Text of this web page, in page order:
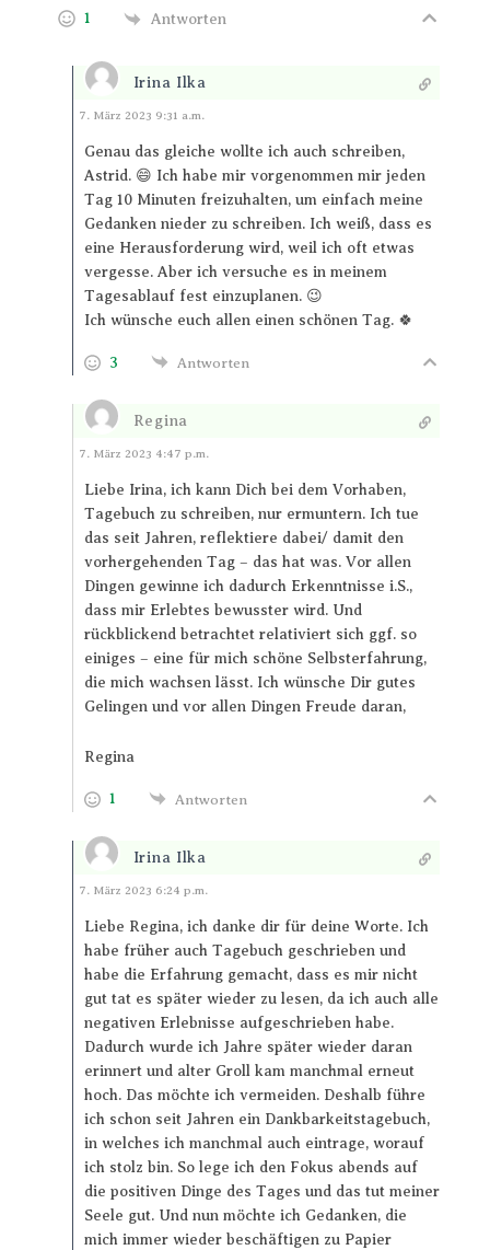
1 Antworten
Irina Ilka
Antworten
7. März 2023 9:31 a.m.
Genau das gleiche wollte ich auch schreiben,
Astrid. 😄 Ich habe mir vorgenommen mir jeden
Tag 10 Minuten freizuhalten, um einfach meine
Gedanken nieder zu schreiben. Ich weiß, dass es
eine Herausforderung wird, weil ich oft etwas
vergesse. Aber ich versuche es in meinem
Tagesablauf fest einzuplanen. 😉
Ich wünsche euch allen einen schönen Tag. 🍀
3 Antworten
Regina
Antworten
7. März 2023 4:47 p.m.
Liebe Irina, ich kann Dich bei dem Vorhaben,
Tagebuch zu schreiben, nur ermuntern. Ich tue
das seit Jahren, reflektiere dabei/ damit den
vorhergehenden Tag – das hat was. Vor allen
Dingen gewinne ich dadurch Erkenntnisse i.S.,
dass mir Erlebtes bewusster wird. Und
rückblickend betrachtet relativiert sich ggf. so
einiges – eine für mich schöne Selbsterfahrung,
die mich wachsen lässt. Ich wünsche Dir gutes
Gelingen und vor allen Dingen Freude daran,
Regina
1 Antworten
Irina Ilka
Antworten
7. März 2023 6:24 p.m.
Liebe Regina, ich danke dir für deine Worte. Ich
habe früher auch Tagebuch geschrieben und
habe die Erfahrung gemacht, dass es mir nicht
gut tat es später wieder zu lesen, da ich auch alle
negativen Erlebnisse aufgeschrieben habe.
Dadurch wurde ich Jahre später wieder daran
erinnert und alter Groll kam manchmal erneut
hoch. Das möchte ich vermeiden. Deshalb führe
ich schon seit Jahren ein Dankbarkeitstagebuch,
in welches ich manchmal auch eintrage, worauf
ich stolz bin. So lege ich den Fokus abends auf
die positiven Dinge des Tages und das tut meiner
Seele gut. Und nun möchte ich Gedanken, die
mich immer wieder beschäftigen zu Papier